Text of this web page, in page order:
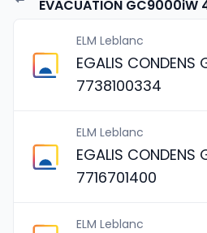
EVACUATION GC9000iW
ELM Leblanc
EGALIS
7738100334
ELM Leblanc
EGALIS CONDENS
7716701400
ELM Leblanc